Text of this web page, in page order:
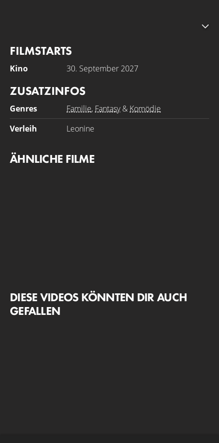
enthüllt. "Die Schule der magischen Tiere 5" läuft am 30.
FILMSTARTS
Kino 30. September 2027
ZUSATZINFOS
Genres Familie, Fantasy& Komödie
Verleih
Leonine
ÄHNLICHE FILME
DIESE VIDEOS KÖNNTEN DIR AUCH
GEFALLEN